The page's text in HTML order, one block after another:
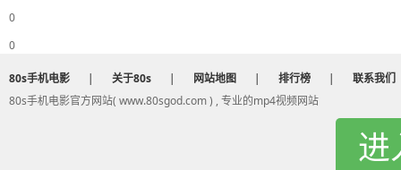
我真的 没有关系
我和他之间是什么关系
0
0
80s手机电影 | 关于80s | 网站地图 | 排行榜 |
联系我们
80s手机电影官方网站( www.80sgod.com ) , 专业的mp4视频网站
进